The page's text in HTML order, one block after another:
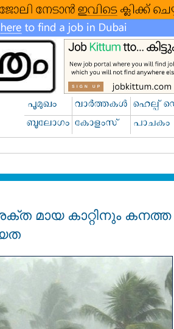
മായ കാറ്റിനും കനത്ത